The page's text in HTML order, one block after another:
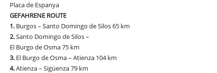
Placa de Espanya
GEFAHRENE ROUTE
1. Burgos – Santo Domingo de Silos 65 km
2.Santo Domingo de Silos –
El Burgo de Osma 75 km
3. El Burgo de Osma – Atienza 104 km
4.Atienza – Sigüenza 79 km